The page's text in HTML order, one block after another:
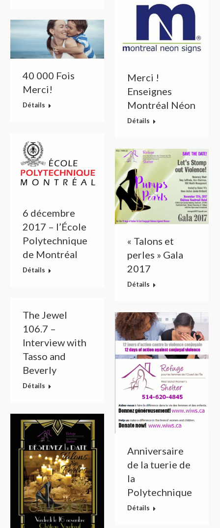
Merci !
Enseignes
Montréal Néon
Détails
40 000 Fois
Merci!
Détails
6 décembre
2017 – l’École
Polytechnique
de Montréal
Détails
« Talons et
perles » Gala
2017
Détails
The Jewel
106.7 –
Interview with
Tasso and
Beverly
Détails
Anniversaire
de la tuerie de
la
Polytechnique
Détails